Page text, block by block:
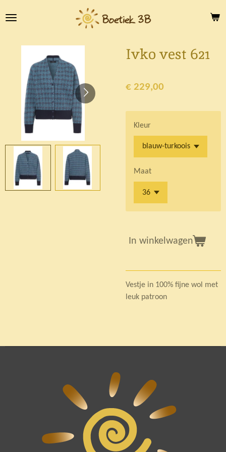
direct
hoofdinhoud
Ivko vest 621
€ 229,00
Kleur
Maat
In winkelwagen
Vestje in 100% fijne wol met
leuk patroon